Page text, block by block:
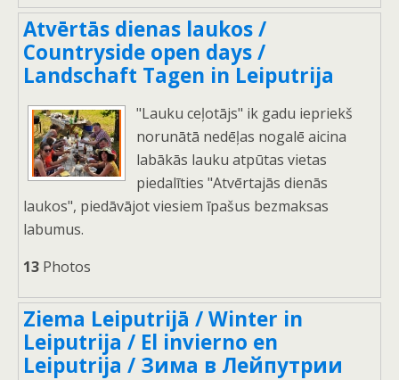
Atvērtās dienas laukos /
Countryside open days /
Landschaft Tagen in Leiputrija
"Lauku ceļotājs" ik gadu iepriekš
norunātā nedēļas nogalē aicina
labākās lauku atpūtas vietas
piedalīties "Atvērtajās dienās
laukos", piedāvājot viesiem īpašus bezmaksas
labumus.
13 Photos
Ziema Leiputrijā / Winter in
Leiputrija / El invierno en
Leiputrija / Зима в Лейпутрии